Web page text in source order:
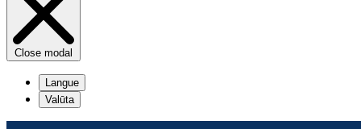
Close modal
Langue
Valūta